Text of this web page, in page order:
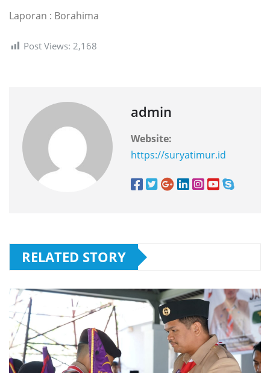
Laporan : Borahima
Post Views: 2,168
admin
Website:
https://suryatimur.id
RELATED STORY